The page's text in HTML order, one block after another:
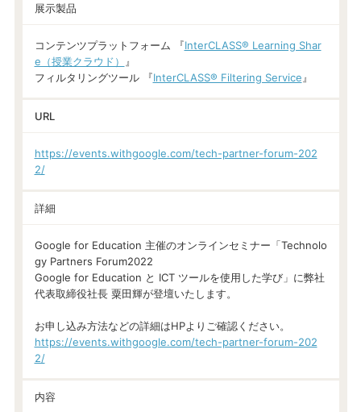
展示製品
コンテンツプラットフォーム 『InterCLASS® Learning Shar
e（授業クラウド）
』
フィルタリングツール 『InterCLASS®︎ Filtering Service 』
URL
https://events.withgoogle.com/tech-partner-forum-202
2/
詳細
Google for Education 主催のオンラインセミナー「Technolo
gy Partners Forum2022
Google for Education と ICT ツールを使用した学び」に弊社
代表取締役社長 粟田輝が登壇いたします。
お申し込み方法などの詳細はHPよりご確認ください。
https://events.withgoogle.com/tech-partner-forum-202
2/
内容